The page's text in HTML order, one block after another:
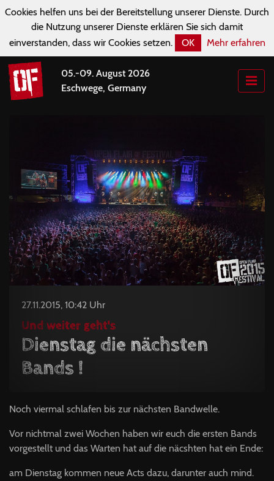
Cookies helfen uns bei der Bereitstellung unserer Dienste. Durch
die Nutzung unserer Dienste erklären Sie sich damit
einverstanden, dass wir Cookies setzen.
OK Mehr erfahren
05.-09. August 2026
Eschwege, Germany
27.11.2015, 10:42 Uhr
Und weiter geht's
Dienstag die nächsten
Bands !
Noch viermal schlafen bis zur nächsten Bandwelle.
Vor nichtmal zwei Wochen haben wir euch die ersten Bands
vorgestellt und das Warten hat auf die näcshten hat ein Ende:
am Dienstag kommen neue Acts dazu, darunter auch mind.